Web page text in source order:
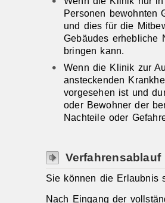
Personen bewohnten
und dies für die
Gebäudes erhebliche
bringen kann.
Wenn die Klinik zur
ansteckenden
vorgesehen ist und
oder Bewohner der
Nachteile oder
Verfahrensablauf
Sie können die Erlaubnis
Nach Eingang der